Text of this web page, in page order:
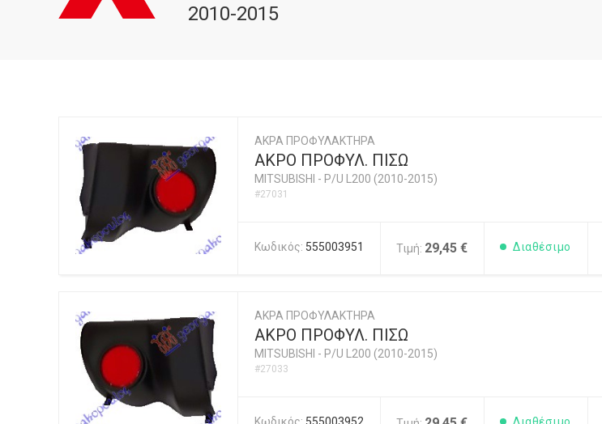
2010-2015
ΑΚΡΑ ΠΡΟΦΥΛΑΚΤΗΡΑ
ΑΚΡΟ ΠΡΟΦΥΛ. ΠΙΣΩ
MITSUBISHI - P/U L200 (2010-2015)
#27031
Κωδικός: 555003951 Τιμή: 29,45 € Διαθέσιμο
ΑΚΡΑ ΠΡΟΦΥΛΑΚΤΗΡΑ
ΑΚΡΟ ΠΡΟΦΥΛ. ΠΙΣΩ
MITSUBISHI - P/U L200 (2010-2015)
#27033
Κωδικός: 555003952 Διαθέσιμο